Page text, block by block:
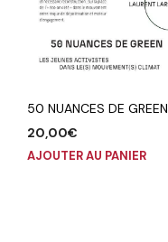
50 NUANCES DE GREEN
20,00€
AJOUTER AU PANIER